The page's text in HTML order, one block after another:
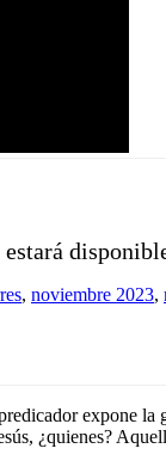
, noviembre 2023,
expone la
¿quienes?